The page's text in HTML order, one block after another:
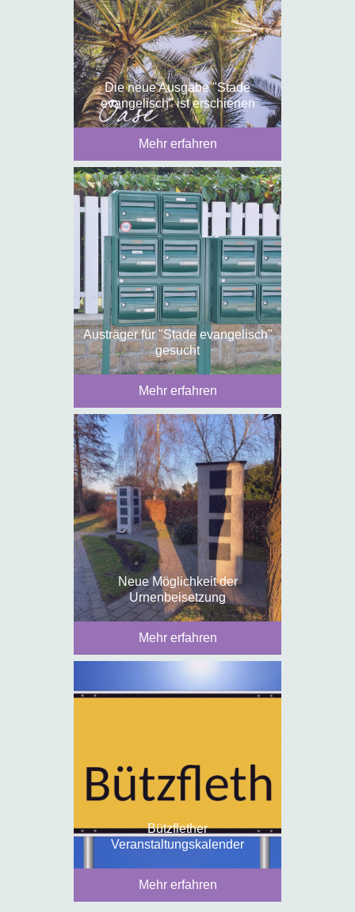
Die neue Ausgabe "Stade
evangelisch" ist erschienen
Mehr erfahren
Austräger für "Stade evangelisch"
gesucht
Mehr erfahren
Neue Möglichkeit der
Urnenbeisetzung
Mehr erfahren
Bützflether
Veranstaltungskalender
Mehr erfahren